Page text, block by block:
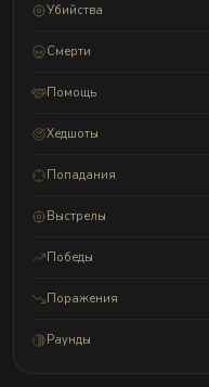
Убийства
Смерти
Помощь
Хедшоты
Попадания
Выстрелы
Победы
Поражения
Раунды